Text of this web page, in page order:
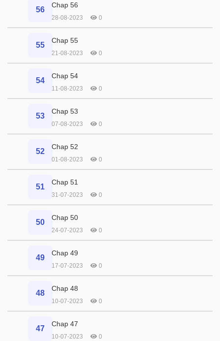
56
Chap 56
28-08-2023 0
55
Chap 55
21-08-2023 0
54
Chap 54
11-08-2023 0
53
Chap 53
07-08-2023 0
52
Chap 52
01-08-2023 0
51
Chap 51
31-07-2023 0
50
Chap 50
24-07-2023 0
49
Chap 49
17-07-2023 0
48
Chap 48
10-07-2023 0
47
Chap 47
10-07-2023 0